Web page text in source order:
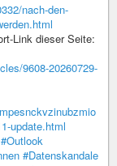
nach-den-
Link dieser Seite:
9608-20260729-
update.html
#Outlook
#Datenskandale